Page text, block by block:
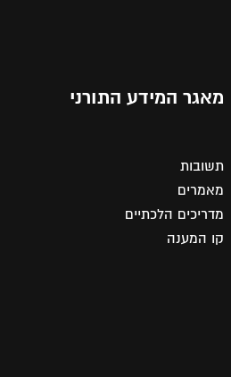
מאגר המידע התורני
תשובות
מאמרים
מדריכים הלכתיים
קו המענה